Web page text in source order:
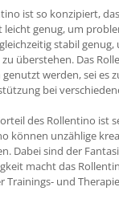
ist so konzipiert,
leicht genug, um
stabil
überstehen. Das
werden, sei es
bei
des Rollentino ist
können unzählige
Dabei sind der
macht das
Trainings- und